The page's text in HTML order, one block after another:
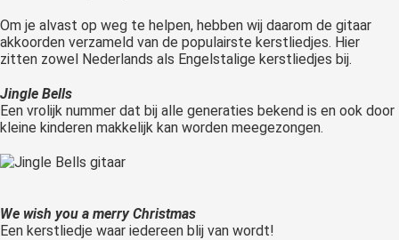
Om je alvast op weg te helpen, hebben wij daarom de gitaar
akkoorden verzameld van de populairste kerstliedjes. Hier
zitten zowel Nederlands als Engelstalige kerstliedjes bij.
Jingle Bells
Een vrolijk nummer dat bij alle generaties bekend is en ook door
kleine kinderen makkelijk kan worden meegezongen.
We wish you a merry Christmas
Een kerstliedje waar iedereen blij van wordt!